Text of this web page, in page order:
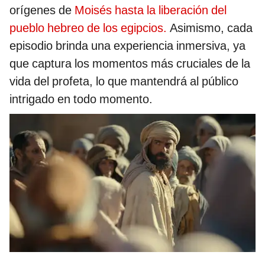
orígenes de Moisés hasta la liberación del
pueblo hebreo de los egipcios. Asimismo, cada
episodio brinda una experiencia inmersiva, ya
que captura los momentos más cruciales de la
vida del profeta, lo que mantendrá al público
intrigado en todo momento.